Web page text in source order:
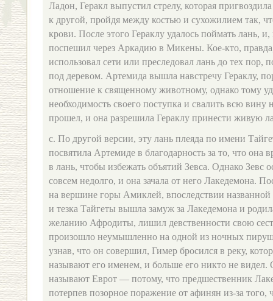
Ладон, Геракл выпустил стрелу, которая
к другой, пройдя между костью и сухожилием так,
крови. После этого Гераклу удалось поймать лань,
поспешил через Аркадию в Микены. Кое-кто,
использовал сети или преследовал лань до тех пор,
под деревом. Артемида вышла навстречу Гераклу,
отношение к священному животному, однако тому
необходимость своего поступка и свалить всю
прошел, и она разрешила Гераклу принести живую
с. По другой версии, эту лань плеяда по имени
посвятила Артемиде в благодарность за то, что она
в лань, чтобы избежать объятий Зевса. Однако Зевс
совсем недолго, и она зачала от него Лакедемона.
на вершине горы Амиклей, впоследствии
и тезка Тайгеты вышла замуж за Лакедемона и
желанию Афродиты, лишил девственности свою
произошло неумышленно на одной из ночных
узнав, что он совершил, Гимер бросился в реку,
называют его именем, и больше его никто не видел.
называют Еврот — потому, что предшественник
потерпев позорное поражение от афинян из-за того,